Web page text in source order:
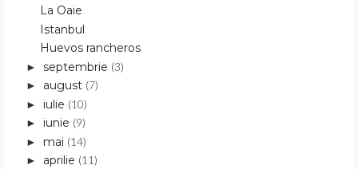
La Oaie
Istanbul
Huevos rancheros
► septembrie (3)
► august (7)
► iulie (10)
► iunie (9)
► mai (14)
► aprilie (11)